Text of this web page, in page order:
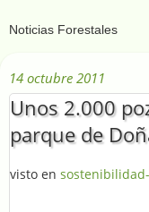
14 octubre 2011
Unos 2.000
parque de
visto en